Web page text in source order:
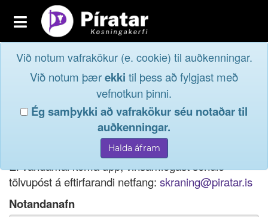
Toggle
navigation
Aðildarfélög
Innskrá
Við notum vafrakökur (e. cookie) til auðkenningar.
Við notum þærekki til þess að fylgjast með
vefnotkun þinni.
Ég samþykki að vafrakökur séu notaðar til
auðkenningar.
Innskráog taktu þátt í
lýðræðinu...
Ef þú hefur gleymt notendanafni þínu, þá má einnig
nota netfang eða kennitölu til innskráningar.
Ef vandamál koma upp, vinsamlegast sendið
tölvupóst á eftirfarandi netfang: skraning@piratar.is
Notandanafn